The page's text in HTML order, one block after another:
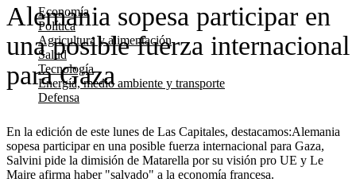
Economía
Política
Agricultura y alimentación
Salud
Tecnología
Energía, medio ambiente y transporte
Defensa
Alemania sopesa participar en
una posible fuerza internacional
para Gaza
En la edición de este lunes de Las Capitales, destacamos:Alemania
sopesa participar en una posible fuerza internacional para Gaza,
Salvini pide la dimisión de Matarella por su visión pro UE y Le
Maire afirma haber "salvado" a la economía francesa.